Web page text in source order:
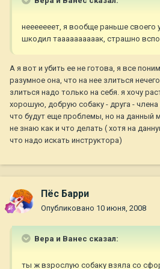
нееееееет, я вообще раньше своего
шкодил таааааааааак, страшно
А я вот и убить ее не готова, я все
разумное она, что на нее злиться
злиться надо только на себя. я хочу
хорошую, добрую собаку - друга -
что будут еще проблемы, но на данный
не знаю как и что делать ( хотя на
что надо искать инструктора)
Пёс Барри
Опубликовано 10 июня, 2008
Вера и Ванес сказал:
ты ж взрослую собаку взяла со